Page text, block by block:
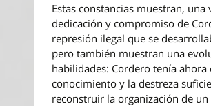
Estas constancias muestran, una
dedicación y compromiso de
represión ilegal que se
pero también muestran una
habilidades: Cordero tenía ahora
conocimiento y la destreza
reconstruir la organización de